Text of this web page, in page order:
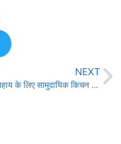
NEXT
गरीब एवं असहाय के लिए सामुदायिक किचन की व्यवस्था करें : मुख्यमंत्री बिहार